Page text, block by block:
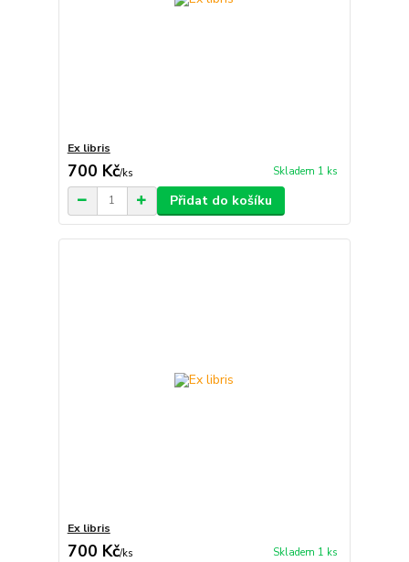
Ex libris
700 Kč/ks Skladem 1 ks
Přidat do košíku
Ex libris
700 Kč/ks Skladem 1 ks